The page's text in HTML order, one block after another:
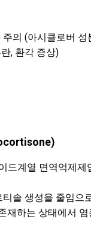
주의 (아시클로버
, 환각 증상)
드계열 면역억제
솔 생성을 줄임으
재하는 상태에서